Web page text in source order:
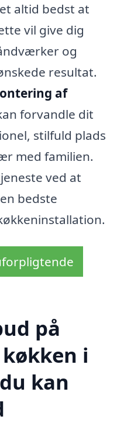
altid bedst at
vil give dig
og
resultat.
af
forvandle dit
stilfuld plads
med familien.
ved at
bedste
på
i
kan